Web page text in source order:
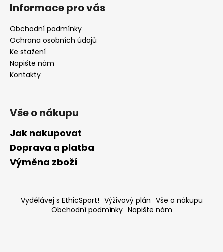
Informace pro vás
Obchodní podmínky
Ochrana osobních údajů
Ke stažení
Napište nám
Kontakty
Vše o nákupu
Jak nakupovat
Doprava a platba
Výměna zboží
Vydělávej s EthicSport! Výživový plán Vše o nákupu
Obchodní podmínky Napište nám